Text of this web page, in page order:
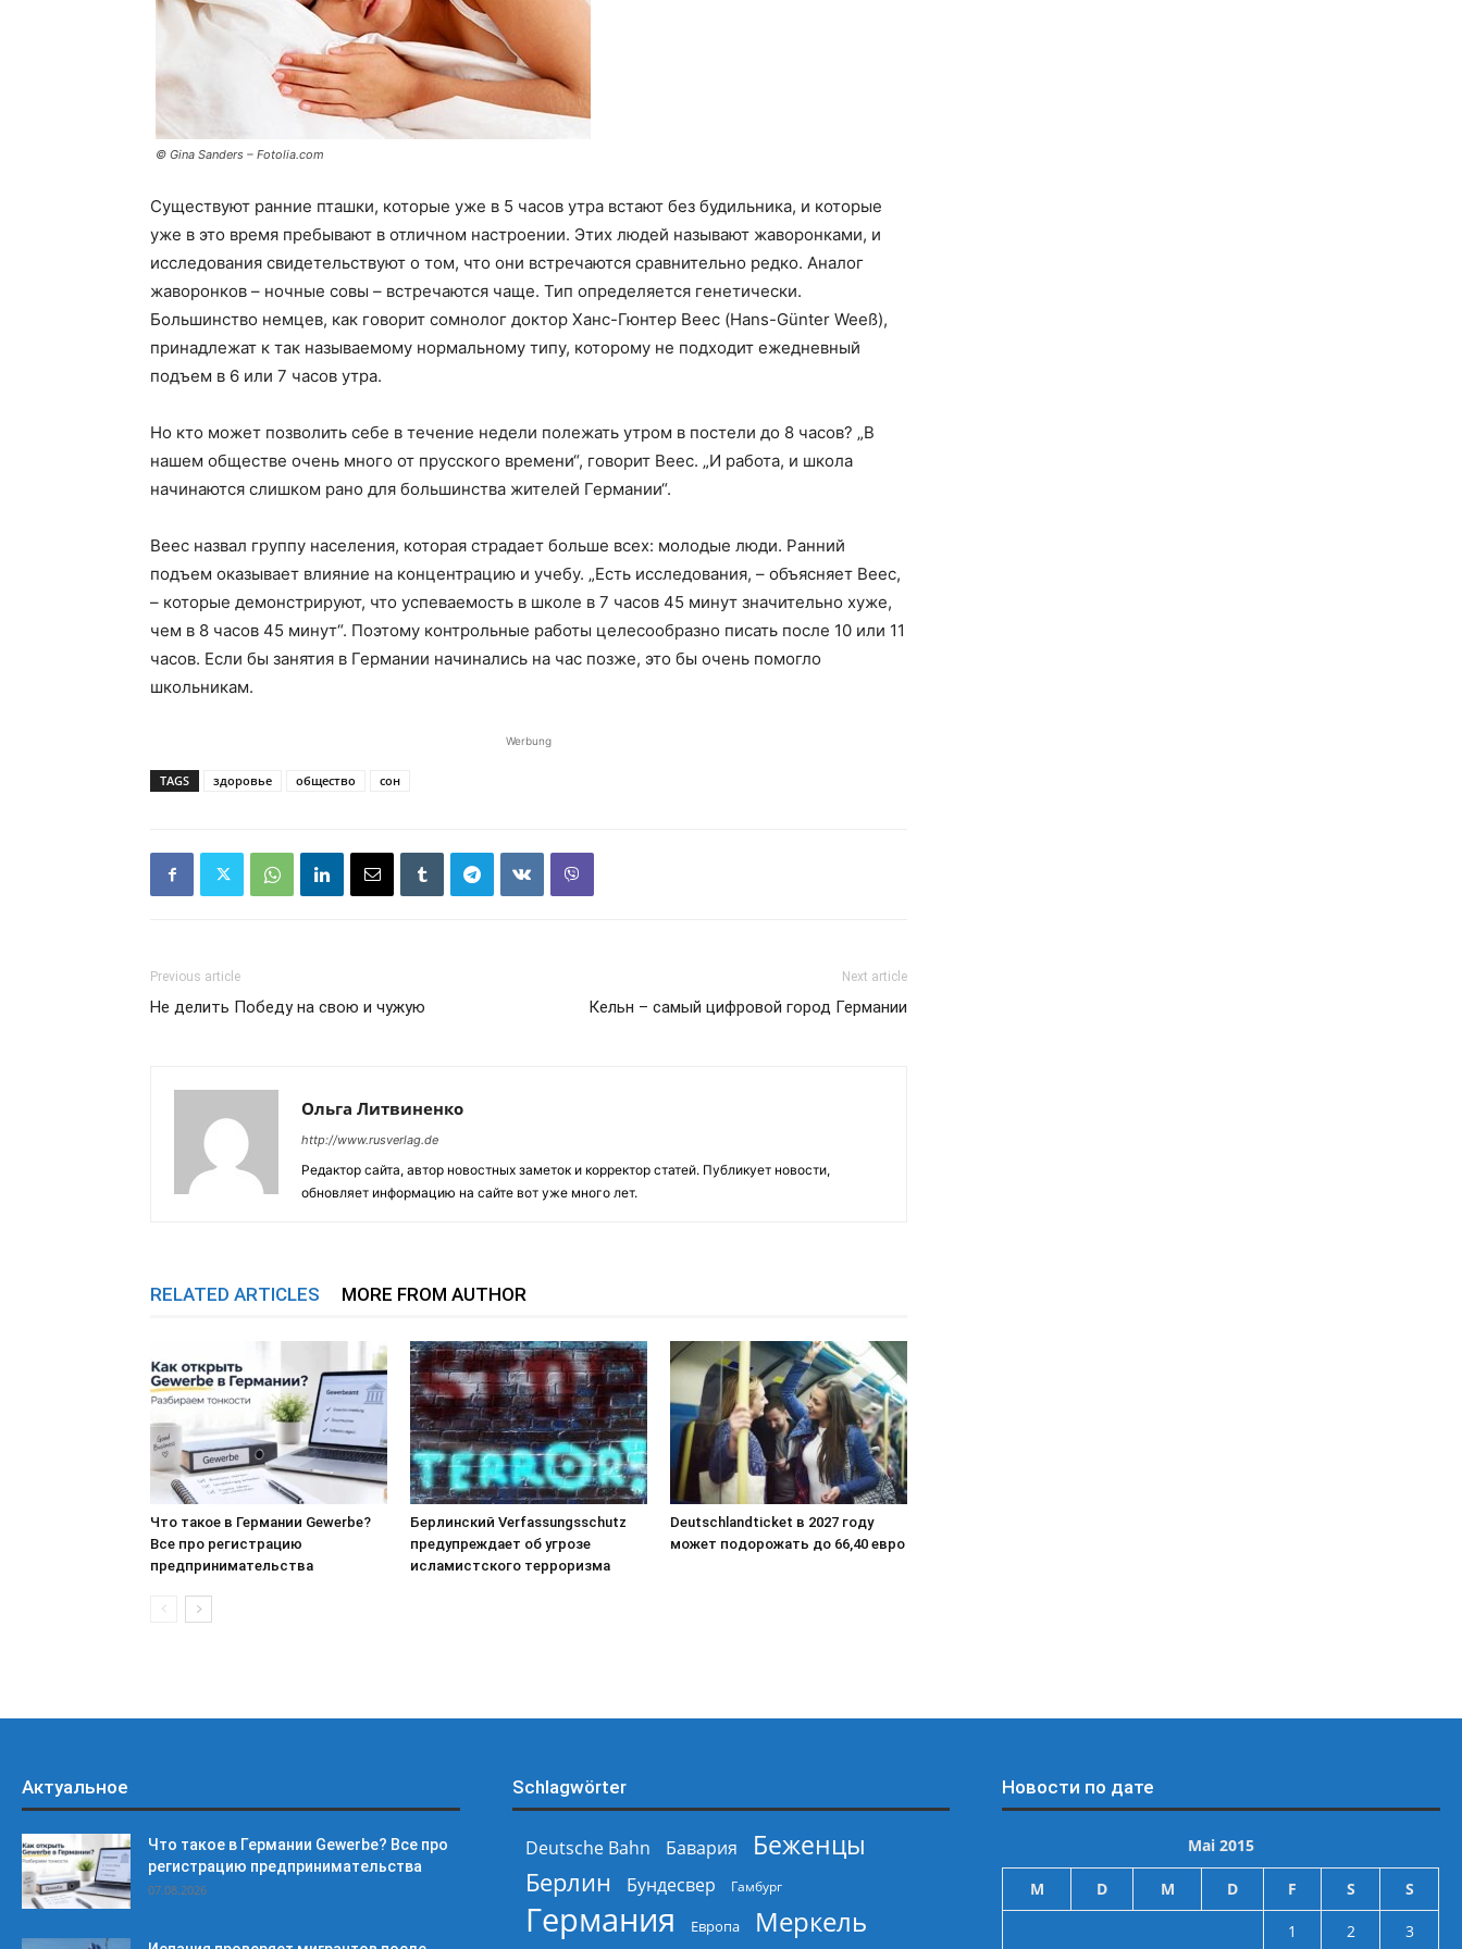
© Gina Sanders – Fotolia.com
Существуют ранние пташки, которые уже в 5 часов утра встают без будильника, и которые
уже в это время пребывают в отличном настроении. Этих людей называют жаворонками, и
исследования свидетельствуют о том, что они встречаются сравнительно редко. Аналог
жаворонков – ночные совы – встречаются чаще. Тип определяется генетически.
Большинство немцев, как говорит сомнолог доктор Ханс-Гюнтер Веес (Hans-Günter Weeß),
принадлежат к так называемому нормальному типу, которому не подходит ежедневный
подъем в 6 или 7 часов утра.
Но кто может позволить себе в течение недели полежать утром в постели до 8 часов? „В
нашем обществе очень много от прусского времени“, говорит Веес. „И работа, и школа
начинаются слишком рано для большинства жителей Германии“.
Веес назвал группу населения, которая страдает больше всех: молодые люди. Ранний
подъем оказывает влияние на концентрацию и учебу. „Есть исследования, – объясняет Веес,
– которые демонстрируют, что успеваемость в школе в 7 часов 45 минут значительно хуже,
чем в 8 часов 45 минут“. Поэтому контрольные работы целесообразно писать после 10 или 11
часов. Если бы занятия в Германии начинались на час позже, это бы очень помогло
школьникам.
Werbung
TAGS здоровье общество сон
Previous article
Не делить Победу на свою и чужую
Next article
Кельн – самый цифровой город Германии
Ольга Литвиненко
http://www.rusverlag.de
Редактор сайта, автор новостных заметок и корректор статей. Публикует новости,
обновляет информацию на сайте вот уже много лет.
RELATED ARTICLES MORE FROM AUTHOR
Что такое в Германии Gewerbe?
Все про регистрацию
предпринимательства
Берлинский Verfassungsschutz
предупреждает об угрозе
исламистского терроризма
Deutschlandticket в 2027 году
может подорожать до 66,40 евро
Актуальное
Что такое в Германии Gewerbe? Все про
регистрацию предпринимательства
07.08.2026
Schlagwörter
Deutsche Bahn Бавария
Беженцы
Берлин
Бундесвер Гамбург
Германия Европа Меркель
Новости по дате
Mai 2015
M D M D F S S
1 2 3